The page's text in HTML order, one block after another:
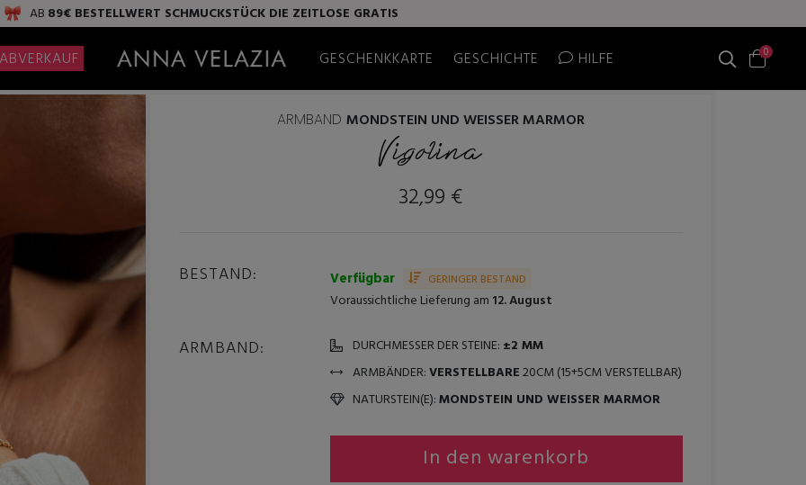
AB 89€ BESTELLWERT SCHMUCKSTÜCK DIE ZEITLOSE GRATIS
ABVERKAUF GESCHENKKARTE GESCHICHTE HILFE 0
ARMBAND MONDSTEIN UND WEISSER MARMOR
Vigolina
32,99 €
BESTAND: Verfügbar GERINGER BESTAND
Voraussichtliche Lieferung am 12. August
ARMBAND: DURCHMESSER DER STEINE: ±2 MM
ARMBÄNDER:VERSTELLBARE20CM (15+5CM VERSTELLBAR)
NATURSTEIN(E):MONDSTEIN UND WEISSER MARMOR
In den warenkorb